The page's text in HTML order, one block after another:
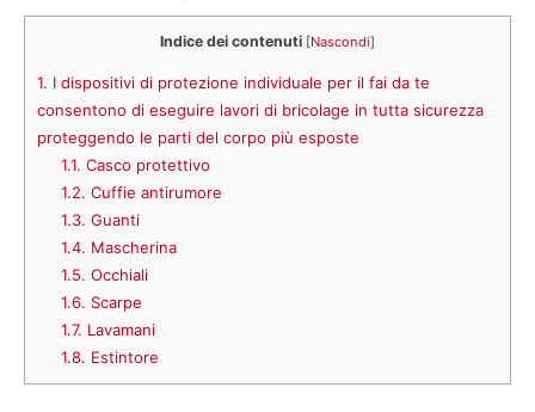
Indice dei contenuti [Nascondi]
1. I dispositivi di protezione individuale per il fai da te
consentono di eseguire lavori di bricolage in tutta sicurezza
proteggendo le parti del corpo più esposte
1.1. Casco protettivo
1.2. Cuffie antirumore
1.3. Guanti
1.4. Mascherina
1.5. Occhiali
1.6. Scarpe
1.7. Lavamani
1.8. Estintore